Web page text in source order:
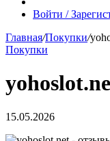
статья
Войти /
Главная/Покупки/
Покупки
15.05.2026